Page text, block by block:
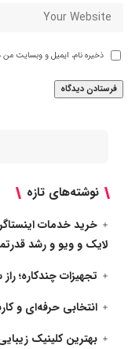
ذخیره نام، ایمیل و وبسایت من
نوشته‌های تازه
خرید خدمات
لایک و ویو و رشد
تجهیزات چندکاره؛
انتخابی حرفه‌ای و
بهترین کلینیک